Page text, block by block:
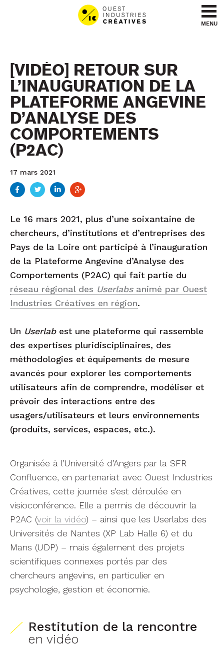
Aller au menu
Aller au contenu
MENU
[VIDÉO] RETOUR SUR
L’INAUGURATION DE LA
PLATEFORME ANGEVINE
D’ANALYSE DES
COMPORTEMENTS
(P2AC)
17 mars 2021
Le 16 mars 2021, plus d’une soixantaine de
chercheurs, d’institutions et d’entreprises des
Pays de la Loire ont participé à l’inauguration
de la Plateforme Angevine d’Analyse des
Comportements (P2AC) qui fait partie du
réseau régional des Userlabsanimé par Ouest
Industries Créatives en région.
Un Userlabest une plateforme qui rassemble
des expertises pluridisciplinaires, des
méthodologies et équipements de mesure
avancés pour explorer les comportements
utilisateurs afin de comprendre, modéliser et
prévoir des interactions entre des
usagers/utilisateurs et leurs environnements
(produits, services, espaces, etc.).
Organisée à l’Université d’Angers par la SFR
Confluence, en partenariat avec Ouest Industries
Créatives, cette journée s’est déroulée en
visioconférence. Elle a permis de découvrir la
P2AC (voir la vidéo) – ainsi que les Userlabs des
Universités de Nantes (XP Lab Halle 6) et du
Mans (UDP) – mais également des projets
scientifiques connexes portés par des
chercheurs angevins, en particulier en
psychologie, gestion et économie.
Restitution de la rencontre
en vidéo